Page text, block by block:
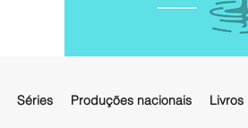
Séries Produções nacionais Livros